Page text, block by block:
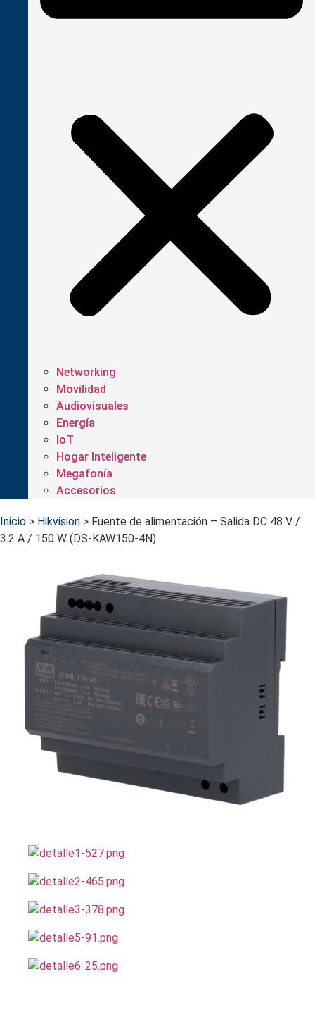
Networking
Movilidad
Audiovisuales
Energía
IoT
Hogar Inteligente
Megafonía
Accesorios
Inicio > Hikvision > Fuente de alimentación – Salida DC 48 V /
3.2 A / 150 W (DS-KAW150-4N)